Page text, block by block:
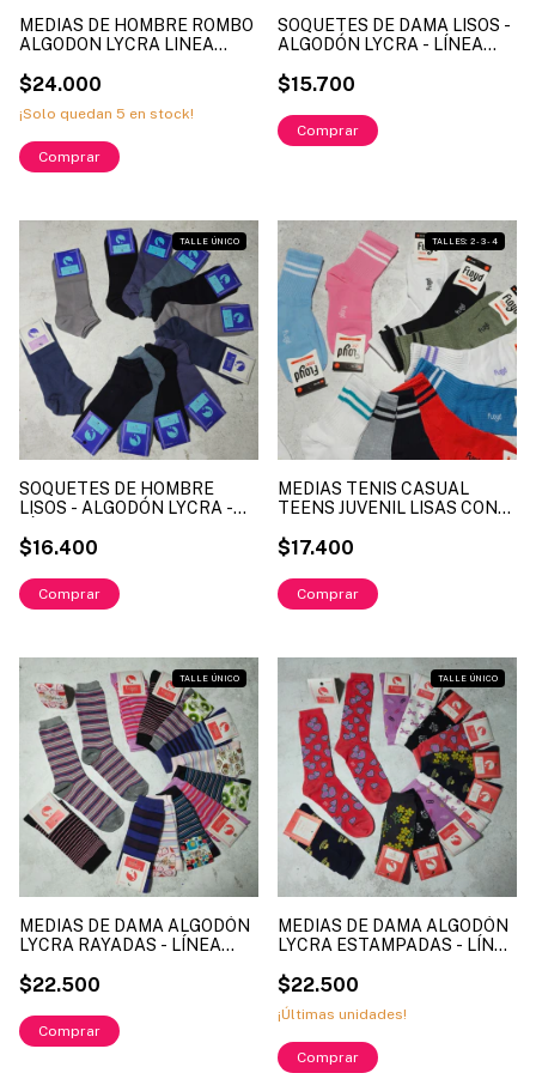
MEDIAS DE HOMBRE ROMBO
ALGODON LYCRA LINEA
TALLES UNICO (X DOCENA)
$24.000
¡Solo quedan 5 en stock!
SOQUETES DE DAMA LISOS -
ALGODÓN LYCRA - LÍNEA
(X DOCENA)
$15.700
1/2
TALLE ÚNICO
SOQUETES DE HOMBRE
LISOS - ALGODÓN LYCRA -
ELF2037 - (X DOCENA)
$16.400
1/5
TALLES: 2 - 3 - 4
MEDIAS TENIS CASUAL
TEENS JUVENIL LISAS CON
LINEA FLOYD ART. FL67
$17.400
Comprar
1/2
TALLE ÚNICO
MEDIAS DE DAMA ALGODÓN
LYCRA RAYADAS - LÍNEA
(X DOCENA)
$22.500
1/2
TALLE ÚNICO
MEDIAS DE DAMA ALGODÓN
LYCRA ESTAMPADAS - LÍNEA
(X DOCENA)
$22.500
¡Últimas unidades!